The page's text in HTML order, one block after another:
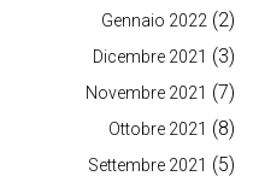
Gennaio 2022 (2)
Dicembre 2021 (3)
Novembre 2021 (7)
Ottobre 2021 (8)
Settembre 2021 (5)